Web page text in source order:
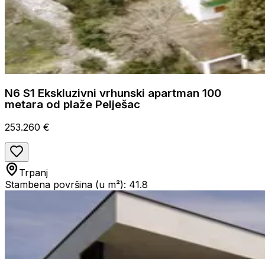
N6 S1 Ekskluzivni vrhunski apartman 100
metara od plaže Pelješac
253.260 €
Trpanj
Stambena površina (u m²): 41.8